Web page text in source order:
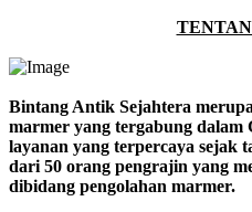
Bintang Antik Sejahtera
marmer yang tergabung
layanan yang terpercaya sejak
dari 50 orang pengrajin yang
dibidang pengolahan marmer.